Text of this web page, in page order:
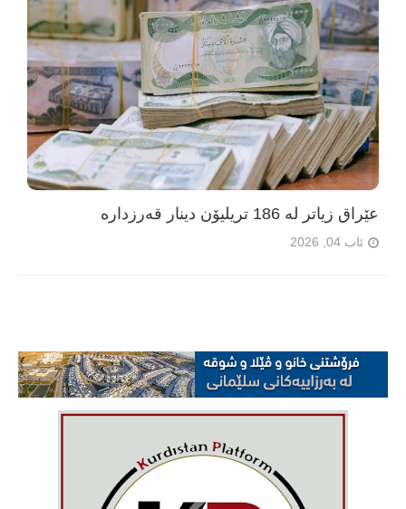
عێراق زیاتر لە 186 تریلیۆن دینار قەرزدارە
ئاب 04, 2026